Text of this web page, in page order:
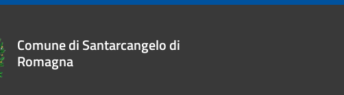
Comune di Santarcangelo di
Romagna